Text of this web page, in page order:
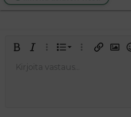
LihavoituKursivoitu
Laajennettuun
Lista
Järjestetty
LisääLisää
Fontin koko
9
Tekstiväri
KirjasintyyliArial
Yliviivaa
Tasaus Tasaa vasemmalle
Paragraph format
Normal
LainausLisää video/media
Lisää taulukko
Insert horizontal
Tee uudelleen
BBCode-näkymä
Poista muotoilu
Luonnokset
Kirjoita vastaus...